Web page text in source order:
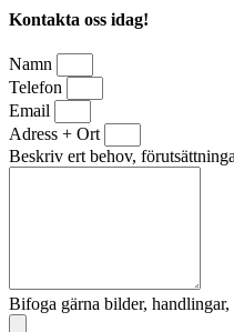
Kontakta oss idag!
Namn
Telefon
Email
Adress + Ort
Beskriv ert behov,
Bifoga gärna bilder,